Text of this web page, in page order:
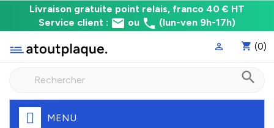
Livraison gratuite point relais, franco 40 € HT
Service client : email ou phone (lun-ven 9h-17h)
Livraison
relais,
franco
shopping_cart (0)

search
MENU